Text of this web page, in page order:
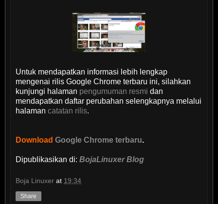
Untuk mendapatkan informasi lebih lengkap
mengenai rilis Google Chrome terbaru ini, silahkan
kunjungi halaman pengumuman resmi dan
mendapatkan daftar perubahan selengkapnya melalui
halamancatatan rilis.
Download Google Chrome terbaru.
Dipublikasikan di:BojaLinuxer Blog
Boja Linuxer at 19:34
Share